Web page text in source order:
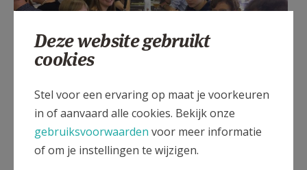
Parochiefeest 2017 © Alexander Vandaele
Deze website gebruikt
cookies
Stel voor een ervaring op maat je voorkeuren
in of aanvaard alle cookies. Bekijk onze
gebruiksvoorwaarden voor meer informatie
of om je instellingen te wijzigen.